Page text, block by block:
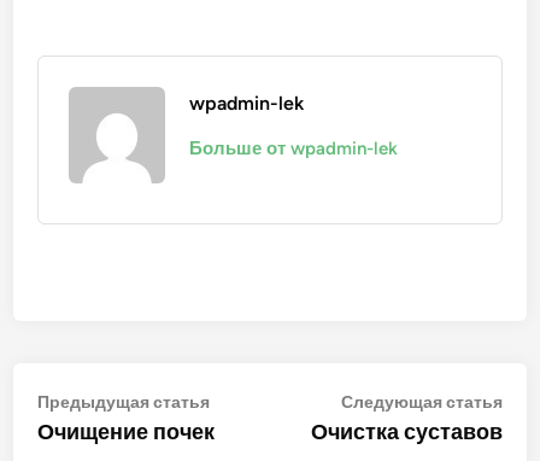
wpadmin-lek
Больше от wpadmin-lek
Навигация
по
Предыдущая статьяПредыдущая
статья:
Очищение почек
Следующая статья
Очистка суставов